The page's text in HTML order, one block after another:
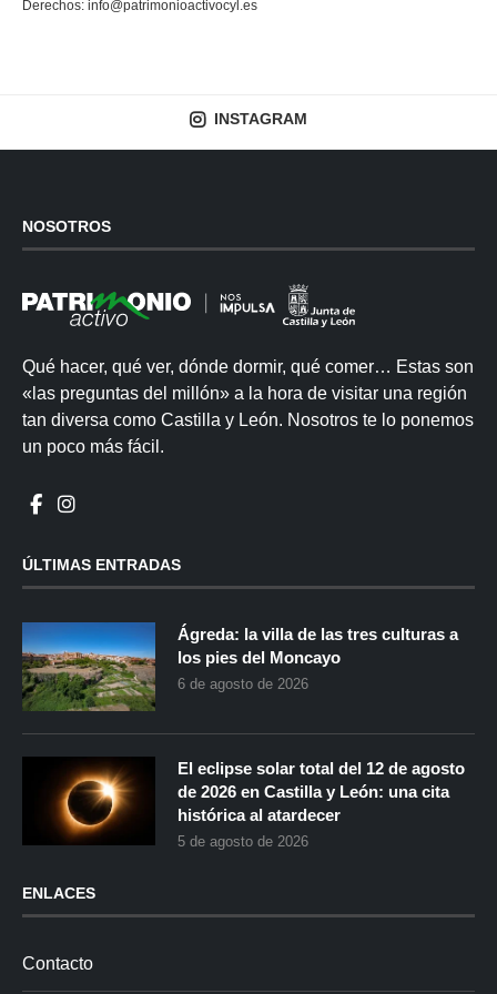
Derechos: info@patrimonioactivocyl.es
INSTAGRAM
NOSOTROS
Qué hacer, qué ver, dónde dormir, qué comer… Estas son
«las preguntas del millón» a la hora de visitar una región
tan diversa como Castilla y León. Nosotros te lo ponemos
un poco más fácil.
ÚLTIMAS ENTRADAS
Ágreda: la villa de las tres culturas a
los pies del Moncayo
6 de agosto de 2026
El eclipse solar total del 12 de agosto
de 2026 en Castilla y León: una cita
histórica al atardecer
5 de agosto de 2026
ENLACES
Contacto